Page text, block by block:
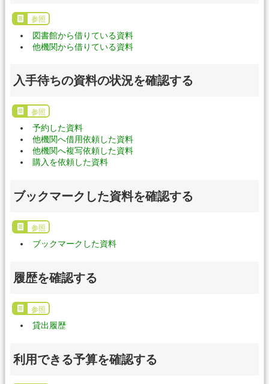
参照
図書館から借りている資料
他機関から借りている資料
入手待ちの資料の状況を確認する
参照
予約した資料
他機関へ借用依頼した資料
他機関へ複写依頼した資料
購入を依頼した資料
ブックマークした資料を確認する
参照
ブックマークした資料
履歴を確認する
参照
貸出履歴
利用できる予算を確認する